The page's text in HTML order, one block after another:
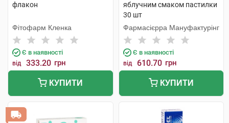
флакон
Фітофарм Кленка
Є в наявності
від 333.20 грн
КУПИТИ
яблучним смаком пастилки
30 шт
Фармасієрра Мануфактурінг
Є в наявності
від 610.70 грн
КУПИТИ